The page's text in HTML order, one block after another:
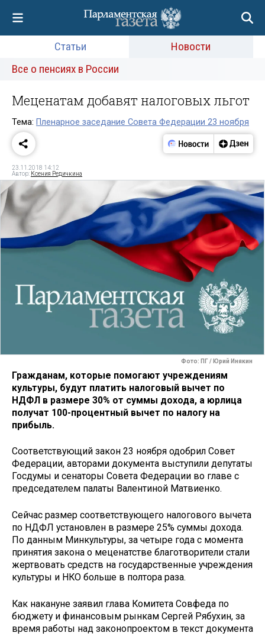
Статьи
Новости
Все о пенсиях в России
Меценатам добавят налоговых льгот
Тема: Пленарное заседание Совета Федерации 23 ноября
23.11.2018 14:12
Автор: Ксения Редичкина
Фото: ПГ / Юрий Инякин
Гражданам, которые помогают учреждениям
культуры, будут платить налоговый вычет по
НДФЛ в размере 30% от суммы дохода, а юрлица
получат 100-процентный вычет по налогу на
прибыль.
Соответствующий закон 23 ноября одобрил Совет
Федерации, авторами документа выступили депутаты
Госдумы и сенаторы Совета Федерации во главе с
председателем палаты Валентиной Матвиенко.
Сейчас размер соответствующего налогового вычета
по НДФЛ установлен в размере 25% суммы дохода.
По данным Минкультуры, за четыре года с момента
принятия закона о меценатстве благотворители стали
жертвовать средств на государственные учреждения
культуры и НКО больше в полтора раза.
Как накануне заявил глава Комитета Совфеда по
бюджету и финансовым рынкам Сергей Рябухин, за
время работы над законопроектом в текст документа